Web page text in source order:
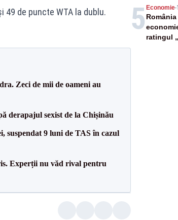
49 de puncte WTA la dublu.
Zeci de mii de oameni au
derapajul sexist de la Chișinău
suspendat 9 luni de TAS în cazul
Experții nu văd rival pentru
5 Economie-
ratingul